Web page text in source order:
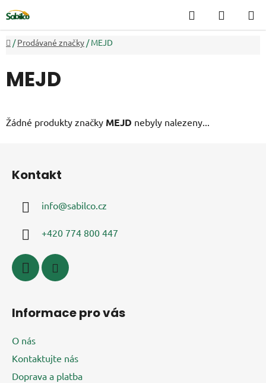
na
obsah
Hledat
KOŠÍK
Domů
/ Prodávané značky / MEJD
MEJD
Žádné produkty značky MEJD nebyly nalezeny...
Kontakt
info@sabilco.cz
+420 774 800 447
Informace pro vás
O nás
Kontaktujte nás
Doprava a platba